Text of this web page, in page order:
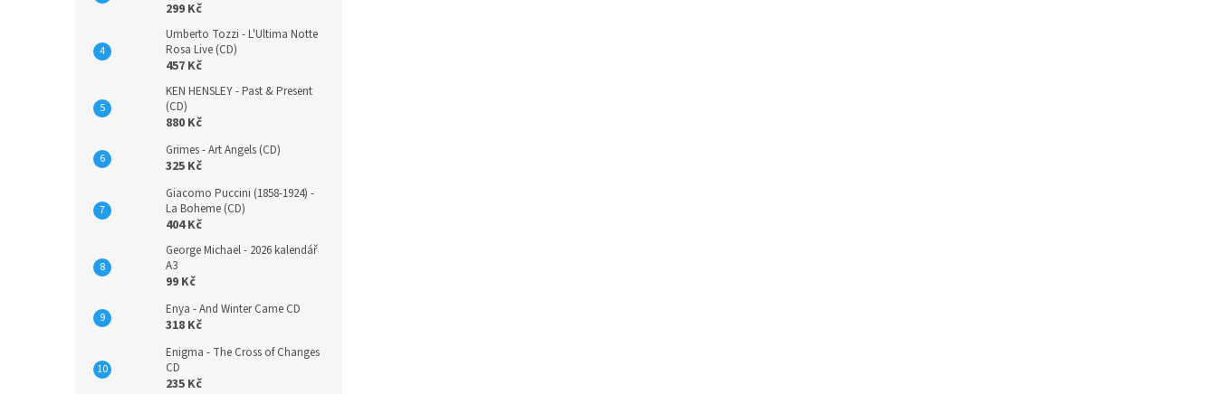
299 Kč
Umberto Tozzi - L'Ultima Notte
Rosa Live (CD)
457 Kč
KEN HENSLEY - Past & Present
(CD)
880 Kč
Grimes - Art Angels (CD)
325 Kč
Giacomo Puccini (1858-1924) -
La Boheme (CD)
404 Kč
George Michael - 2026 kalendář
A3
99 Kč
Enya - And Winter Came CD
318 Kč
Enigma - The Cross of Changes
CD
235 Kč